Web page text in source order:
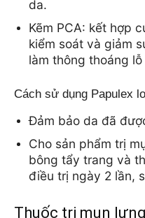
da.
Kẽm PCA: kết hợp
kiểm soát và giảm
làm thông thoáng
Cách sử dụng Papulex
Đảm bảo da đã
Cho sản phẩm trị
bông tẩy trang và
điều trị ngày 2 lần,
Thuốc trị mụn